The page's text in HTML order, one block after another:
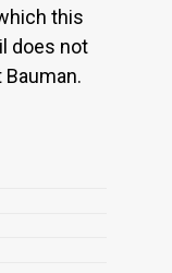
this
does not